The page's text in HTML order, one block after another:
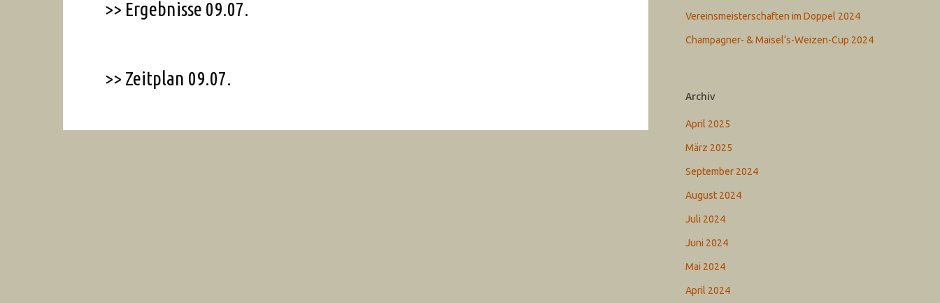
>> Ergebnisse 09.07.
>> Zeitplan 09.07.
Vereinsmeisterschaften im Doppel 2024
Champagner- & Maisel‘s-Weizen-Cup 2024
Archiv
April 2025
März 2025
September 2024
August 2024
Juli 2024
Juni 2024
Mai 2024
April 2024